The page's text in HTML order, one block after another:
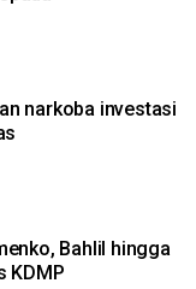
narkoba investasi
Bahlil hingga
KDMP